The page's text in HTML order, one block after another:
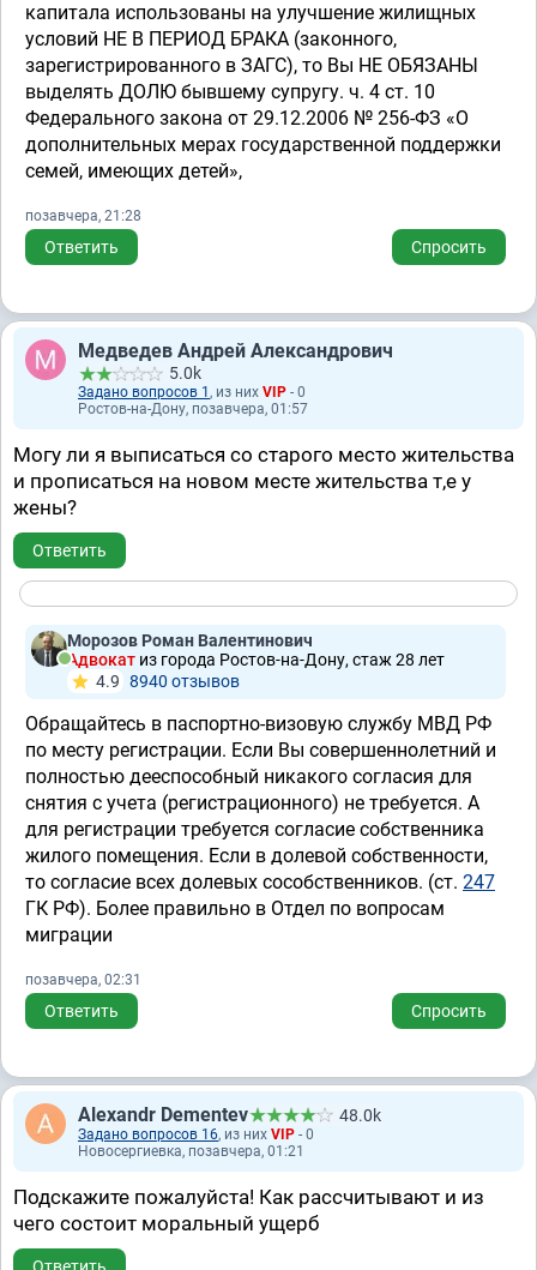
капитала использованы на улучшение жилищных
условий НЕ В ПЕРИОД БРАКА (законного,
зарегистрированного в ЗАГС), то Вы НЕ ОБЯЗАНЫ
выделять ДОЛЮ бывшему супругу. ч. 4 ст. 10
Федерального закона от 29.12.2006 № 256-ФЗ «О
дополнительных мерах государственной поддержки
семей, имеющих детей»,
позавчера, 21:28
Ответить Спросить
Медведев Андрей Александрович
5.0k
Задано вопросов 1 , из них VIP - 0
Ростов-на-Дону, позавчера, 01:57
Могу ли я выписаться со старого место жительства
и прописаться на новом месте жительства т,е у
жены?
Ответить
Морозов Роман Валентинович
Адвокат из города Ростов-на-Дону, стаж 28 лет
4.9 8940 отзывов
Обращайтесь в паспортно-визовую службу МВД РФ
по месту регистрации. Если Вы совершеннолетний и
полностью дееспособный никакого согласия для
снятия с учета (регистрационного) не требуется. А
для регистрации требуется согласие собственника
жилого помещения. Если в долевой собственности,
то согласие всех долевых сособственников. (ст. 247
ГК РФ). Более правильно в Отдел по вопросам
миграции
позавчера, 02:31
Ответить Спросить
Alexandr Dementev 48.0k
Задано вопросов 16, из них VIP - 0
Новосергиевка, позавчера, 01:21
Подскажите пожалуйста! Как рассчитывают и из
чего состоит моральный ущерб